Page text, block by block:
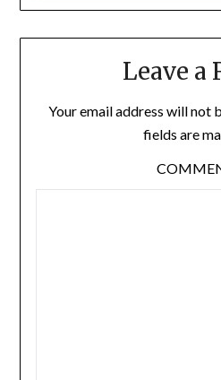
Leave a
Your email address will not
fields are